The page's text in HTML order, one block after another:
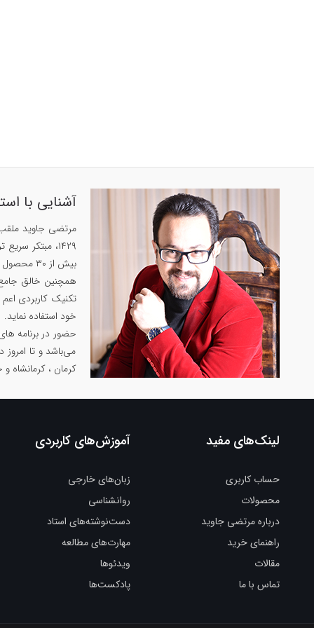
آشنایی با
بیش از ۳۰ محصول پرفروش در زمینه‌های زبان‌، حافظه و روان‌شناسی داشته است.
تکنیک کاربردی
خود استفاده نماید.
حضور در برنامه
می‌باشد و تا امروز
کرمان ، کرمانشاه
لینک‌های مفید
حساب کاربری
محصولات
درباره مرتضی جاوید
راهنمای خرید
مقالات
تماس با ما
آموزش‌های کاربردی
زبان‌های خارجی
روانشناسی
دست‌نوشته‌های استاد
مهارت‌های مطالعه
ویدئوها
پادکست‌ها